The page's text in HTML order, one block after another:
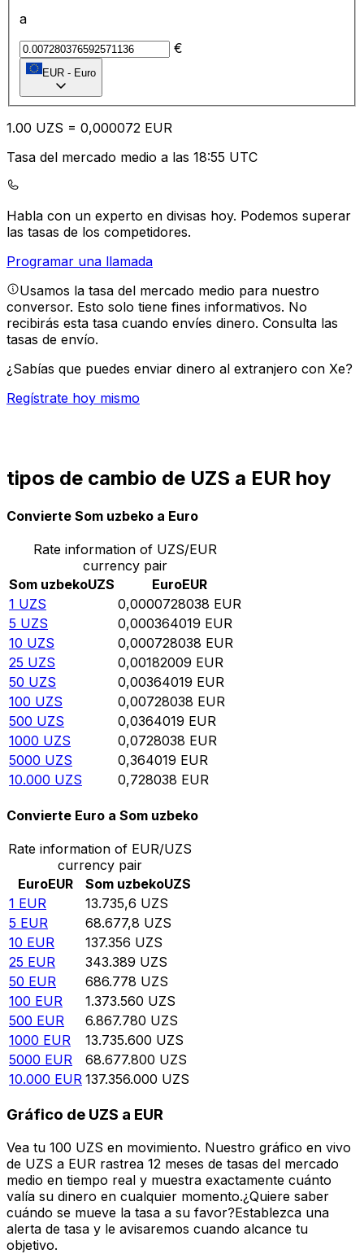
a
€
EUR - Euro
1.00 UZS = 0,000072 EUR
Tasa del mercado medio a las 18:55 UTC
Habla con un experto en divisas hoy. Podemos superar
las tasas de los competidores.
Programar una llamada
Usamos la tasa del mercado medio para nuestro
conversor. Esto solo tiene fines informativos. No
recibirás esta tasa cuando envíes dinero. Consulta las
tasas de envío.
¿Sabías que puedes enviar dinero al extranjero con Xe?
Regístrate hoy mismo
tipos de cambio de UZS a EUR hoy
Convierte Som uzbeko a Euro
Rate information of UZS/EUR
currency pair
Som uzbekoUZS EuroEUR
1 UZS 0,0000728038 EUR
5 UZS 0,000364019 EUR
10 UZS 0,000728038 EUR
25 UZS 0,00182009 EUR
50 UZS 0,00364019 EUR
100 UZS 0,00728038 EUR
500 UZS 0,0364019 EUR
1000 UZS 0,0728038 EUR
5000 UZS 0,364019 EUR
10.000 UZS 0,728038 EUR
Convierte Euro a Som uzbeko
Rate information of EUR/UZS
currency pair
EuroEUR Som uzbekoUZS
1 EUR 13.735,6 UZS
5 EUR 68.677,8 UZS
10 EUR 137.356 UZS
25 EUR 343.389 UZS
50 EUR 686.778 UZS
100 EUR 1.373.560 UZS
500 EUR 6.867.780 UZS
1000 EUR 13.735.600 UZS
5000 EUR 68.677.800 UZS
10.000 EUR 137.356.000 UZS
Gráfico de UZS a EUR
Vea tu 100 UZS en movimiento. Nuestro gráfico en vivo
de UZS a EUR rastrea 12 meses de tasas del mercado
medio en tiempo real y muestra exactamente cuánto
valía su dinero en cualquier momento.¿Quiere saber
cuándo se mueve la tasa a su favor?Establezca una
alerta de tasa y le avisaremos cuando alcance tu
objetivo.